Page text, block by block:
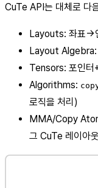
CuTe API는 대체로 다
Layouts: 좌표→
Layout Algebra:
Tensors: 포인터
Algorithms:
로직을 처리)
MMA/Copy
그 CuTe 레이아